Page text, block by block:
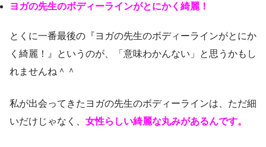
ヨガの先生のボディーラインがとにかく綺麗！
とくに一番最後の『ヨガの先生のボディーラインがとにか
く綺麗！』というのが、「意味わかんない」と思うかもし
れませんね＾＾
私が出会ってきたヨガの先生のボディーラインは、ただ細
いだけじゃなく、 女性らしい綺麗な丸みがあるんです。